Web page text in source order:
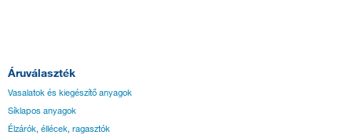
Áruválaszték
Vasalatok és kiegészítő anyagok
Síklapos anyagok
Élzárók, éllécek, ragasztók